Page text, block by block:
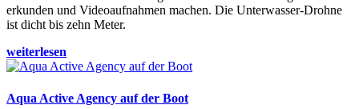
erkunden und Videoaufnahmen machen. Die Unterwasser-Drohne
ist dicht bis zehn Meter.
weiterlesen
Aqua Active Agency auf der Boot